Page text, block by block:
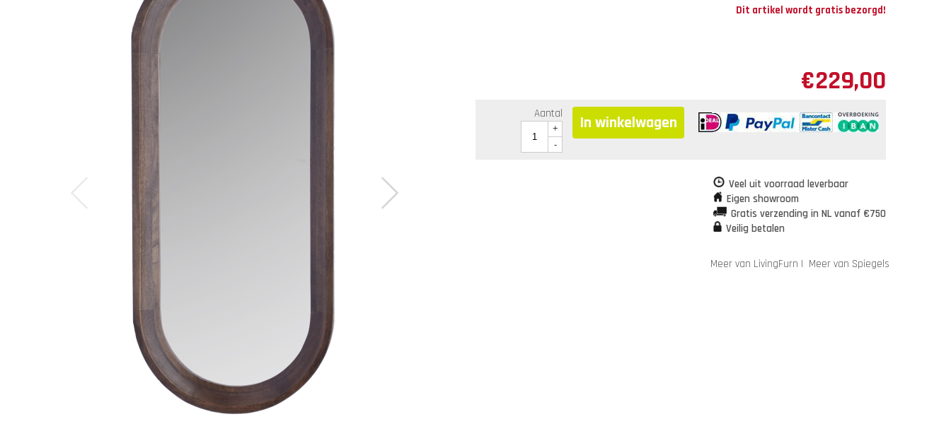
Dit artikel wordt gratis bezorgd!
€229,00
Aantal
+
-
In winkelwagen
Veel uit voorraad leverbaar
Eigen showroom
Gratis verzending in NL vanaf €750
Veilig betalen
Meer van LivingFurn | Meer van Spiegels